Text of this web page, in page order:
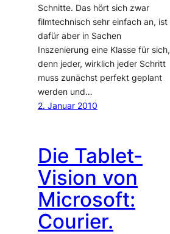
Schnitte. Das hört sich zwar
filmtechnisch sehr einfach an, ist
dafür aber in Sachen
Inszenierung eine Klasse für sich,
denn jeder, wirklich jeder Schritt
muss zunächst perfekt geplant
werden und…
2. Januar 2010
Die Tablet-
Vision von
Microsoft:
Courier.